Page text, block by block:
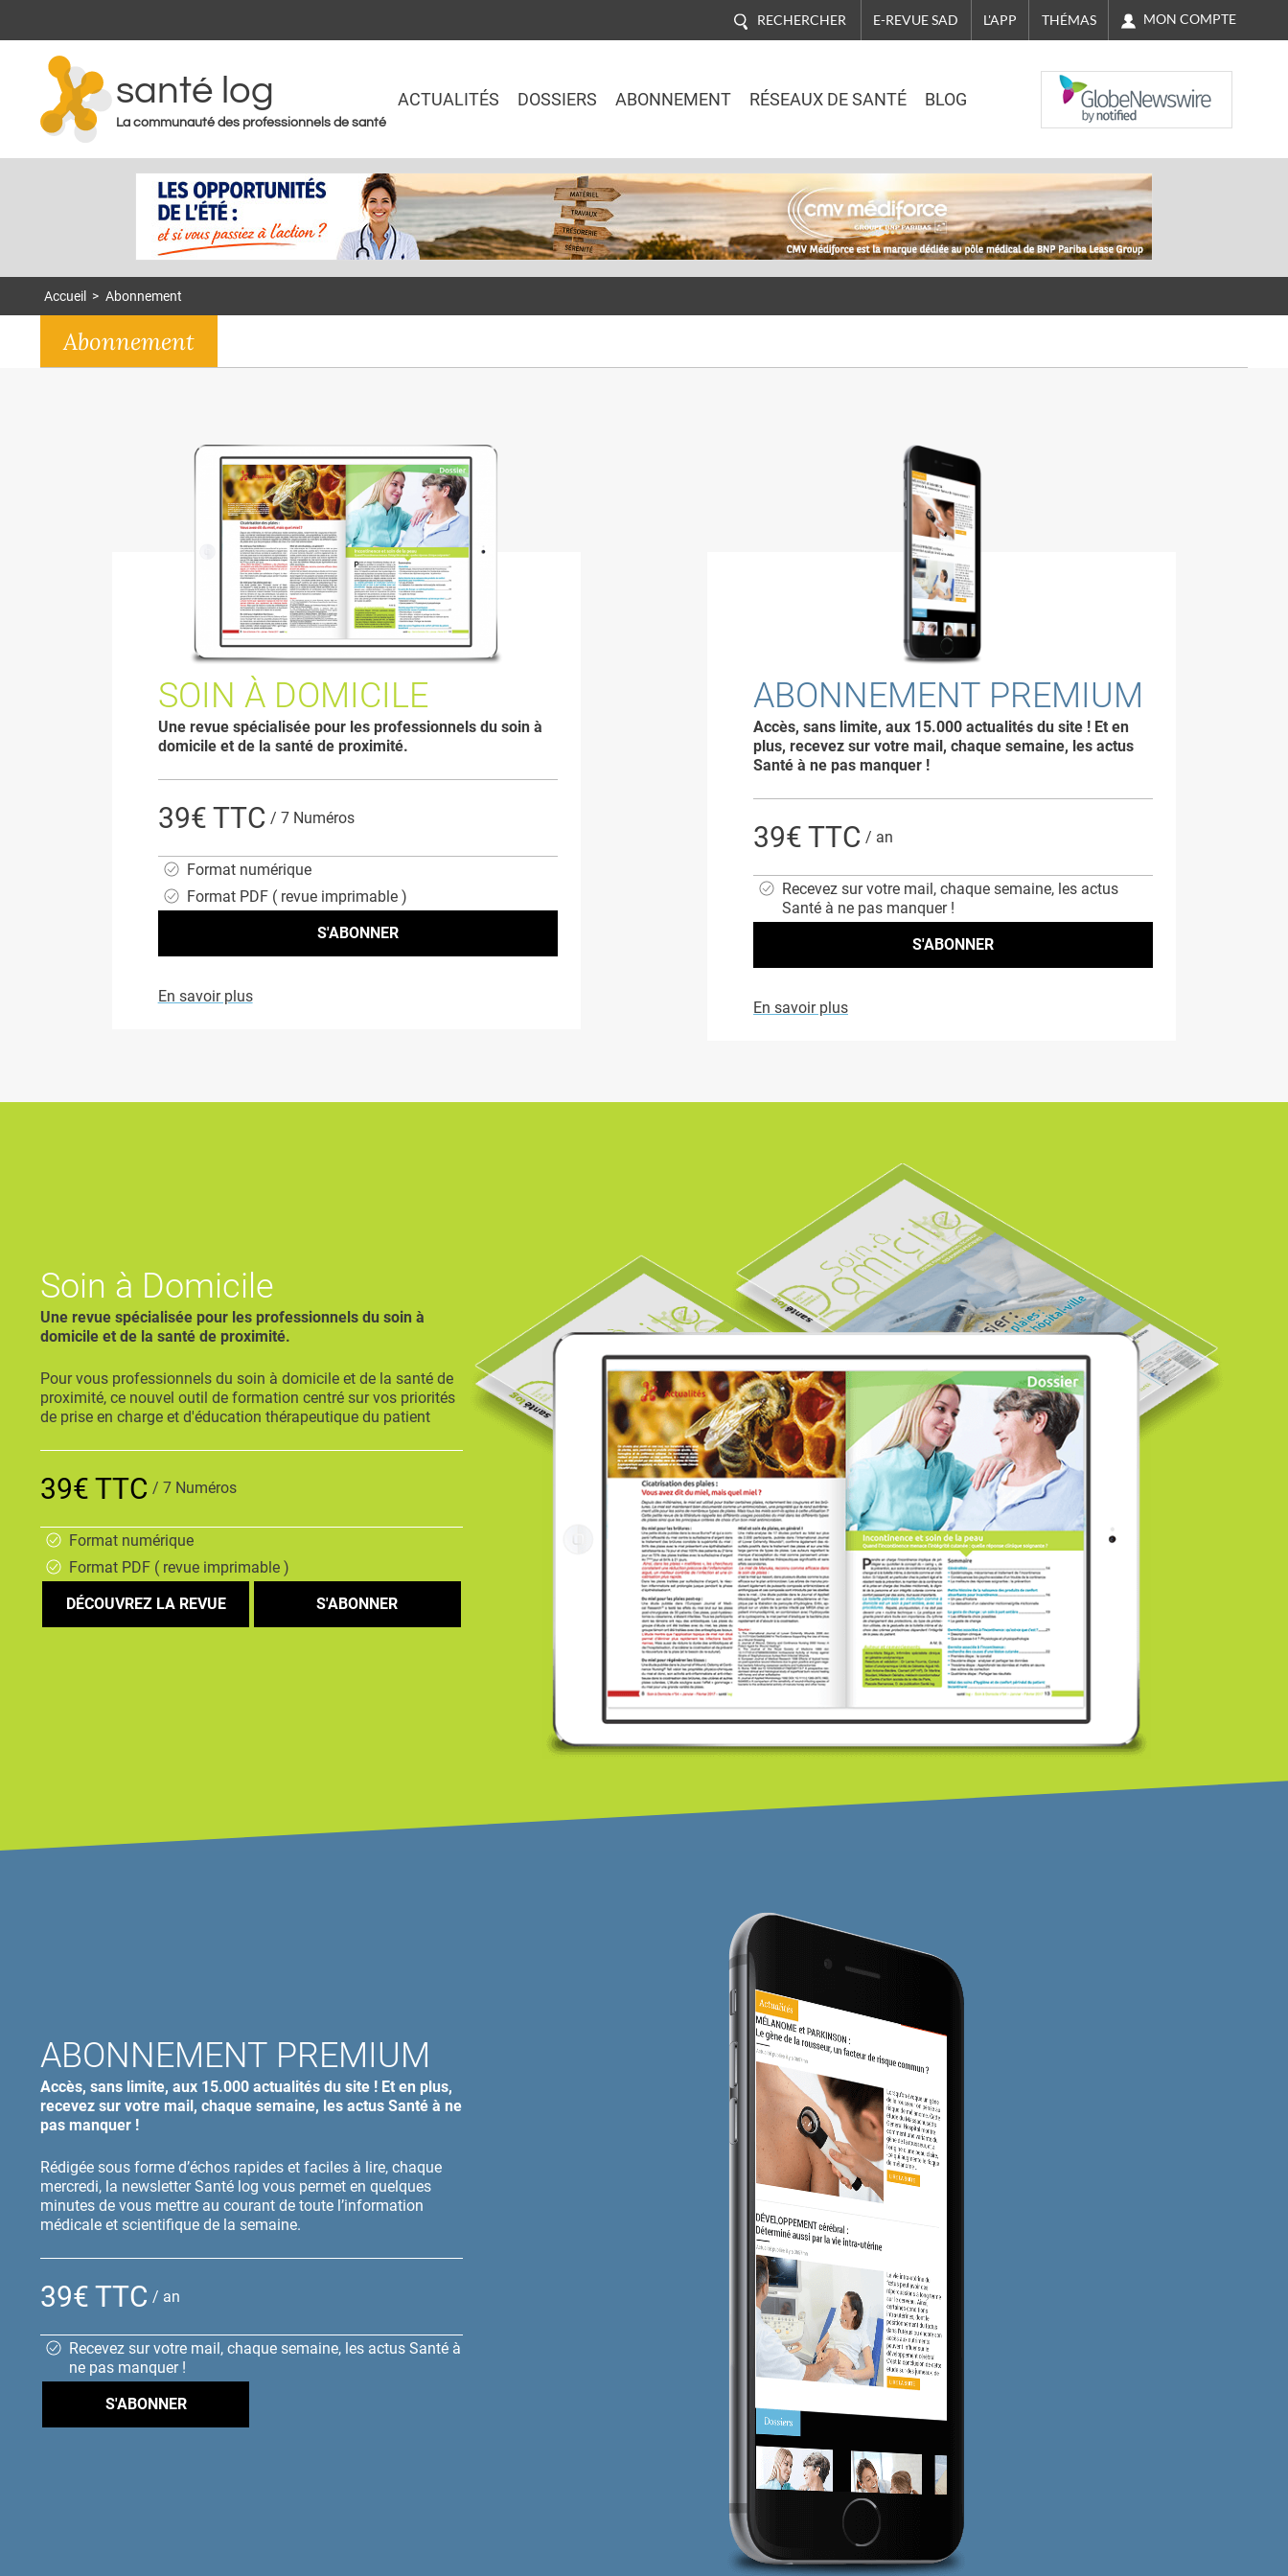
RECHERCHER E-REVUE SAD L'APP THÉMAS MON COMPTE
santé log
La communauté des professionnels de santé
ACTUALITÉS DOSSIERS ABONNEMENT RÉSEAUX DE SANTÉ BLOG
NASDAQ
Accueil > Abonnement
Abonnement
SOIN À DOMICILE
Une revue spécialisée pour les professionnels du soin à
domicile et de la santé de proximité.
39€ TTC / 7 Numéros
Format numérique
Format PDF ( revue imprimable )
En savoir plus
ABONNEMENT PREMIUM
Accès, sans limite, aux 15.000 actualités du site ! Et en
plus, recevez sur votre mail, chaque semaine, les actus
Santé à ne pas manquer !
39€ TTC / an
Recevez sur votre mail, chaque semaine, les actus
Santé à ne pas manquer !
En savoir plus
Soin à Domicile
Une revue spécialisée pour les professionnels du soin à
domicile et de la santé de proximité.
Pour vous professionnels du soin à domicile et de la santé de
proximité, ce nouvel outil de formation centré sur vos priorités
de prise en charge et d'éducation thérapeutique du patient
39€ TTC / 7 Numéros
Format numérique
Format PDF ( revue imprimable )
DÉCOUVREZ LA REVUE
ABONNEMENT PREMIUM
Accès, sans limite, aux 15.000 actualités du site ! Et en plus,
recevez sur votre mail, chaque semaine, les actus Santé à ne
pas manquer !
Rédigée sous forme d’échos rapides et faciles à lire, chaque
mercredi, la newsletter Santé log vous permet en quelques
minutes de vous mettre au courant de toute l’information
médicale et scientifique de la semaine.
39€ TTC / an
Recevez sur votre mail, chaque semaine, les actus Santé à
ne pas manquer !